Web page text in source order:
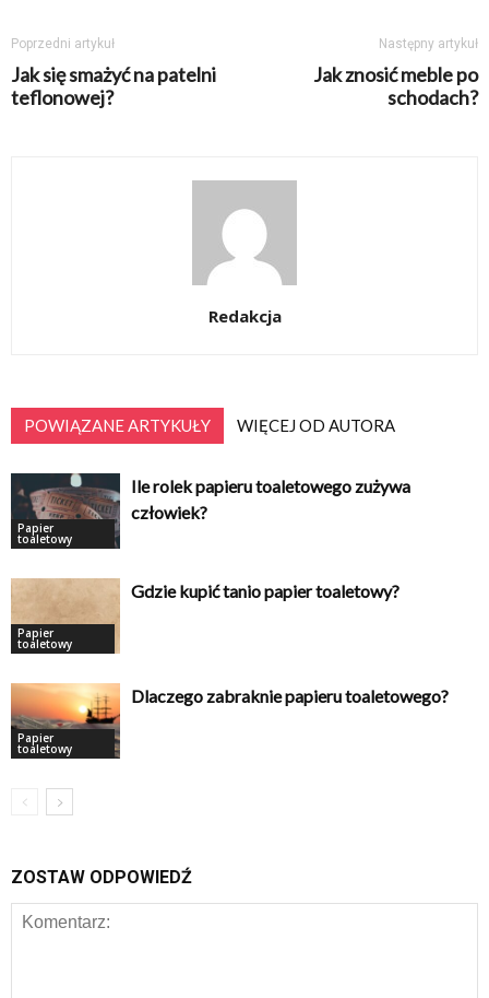
Poprzedni artykuł
Jak się smażyć na patelni
teflonowej?
Następny artykuł
Jak znosić meble po
schodach?
Redakcja
POWIĄZANE ARTYKUŁY WIĘCEJ OD AUTORA
Papier
toaletowy
Ile rolek papieru toaletowego zużywa
człowiek?
Papier
toaletowy
Gdzie kupić tanio papier toaletowy?
Papier
toaletowy
Dlaczego zabraknie papieru toaletowego?
ZOSTAW ODPOWIEDŹ